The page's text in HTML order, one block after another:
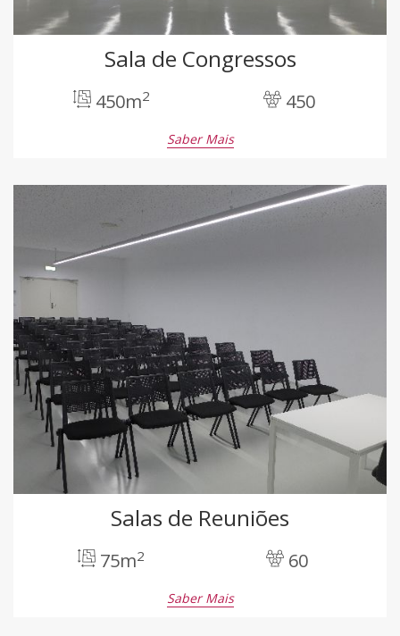
Sala de Congressos
450m2 450
Saber Mais
Salas de Reuniões
75m2 60
Saber Mais